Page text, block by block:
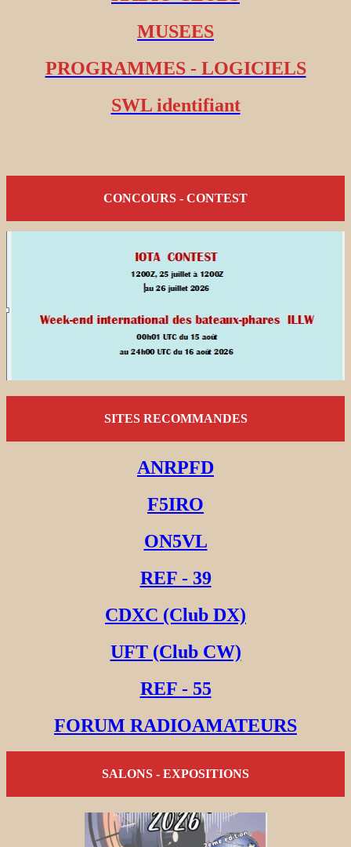
MUSEES
PROGRAMMES - LOGICIELS
SWL identifiant
CONCOURS - CONTEST
SITES RECOMMANDES
ANRPFD
F5IRO
ON5VL
REF - 39
CDXC (Club DX)
UFT (Club CW)
REF - 55
FORUM RADIOAMATEURS
SALONS - EXPOSITIONS